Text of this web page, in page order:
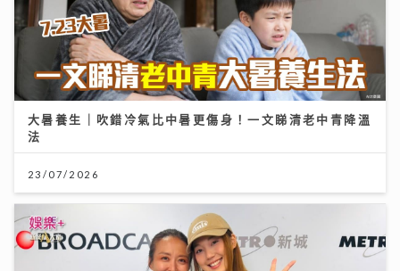
大暑養生｜吹錯冷氣比中暑更傷身！一文睇清老中青降溫
法
23/07/2026